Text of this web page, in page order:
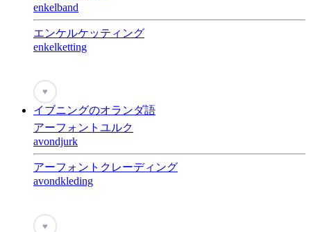
enkelband
エンケルケッティング
enkelketting
♥
イブニングのオランダ語
アーフォントユルク
avondjurk
アーフォントクレーディング
avondkleding
♥